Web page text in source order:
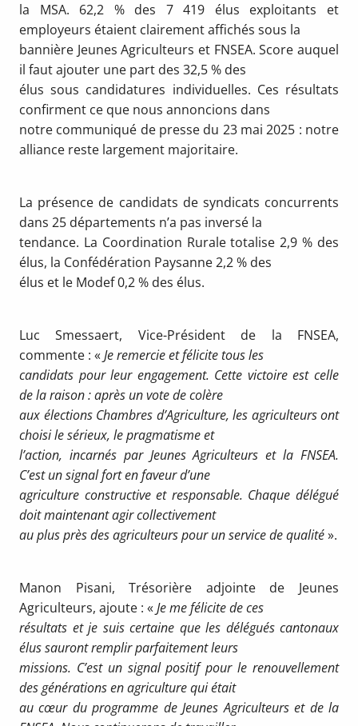
la MSA. 62,2 % des 7 419 élus exploitants et
employeurs étaient clairement affichés sous la
bannière Jeunes Agriculteurs et FNSEA. Score auquel
il faut ajouter une part des 32,5 % des
élus sous candidatures individuelles. Ces résultats
confirment ce que nous annoncions dans
notre communiqué de presse du 23 mai 2025 : notre
alliance reste largement majoritaire.
La présence de candidats de syndicats concurrents
dans 25 départements n’a pas inversé la
tendance. La Coordination Rurale totalise 2,9 % des
élus, la Confédération Paysanne 2,2 % des
élus et le Modef 0,2 % des élus.
Luc Smessaert, Vice-Président de la FNSEA,
commente : «Je remercie et félicite tous les
candidats pour leur engagement. Cette victoire est celle
de la raison : après un vote de colère
aux élections Chambres d’Agriculture, les agriculteurs ont
choisi le sérieux, le pragmatisme et
l’action, incarnés par Jeunes Agriculteurs et la FNSEA.
C’est un signal fort en faveur d’une
agriculture constructive et responsable. Chaque délégué
doit maintenant agir collectivement
au plus près des agriculteurs pour un service de qualité».
Manon Pisani, Trésorière adjointe de Jeunes
Agriculteurs, ajoute : «Je me félicite de ces
résultats et je suis certaine que les délégués cantonaux
élus sauront remplir parfaitement leurs
missions. C’est un signal positif pour le renouvellement
des générations en agriculture qui était
au cœur du programme de Jeunes Agriculteurs et de la